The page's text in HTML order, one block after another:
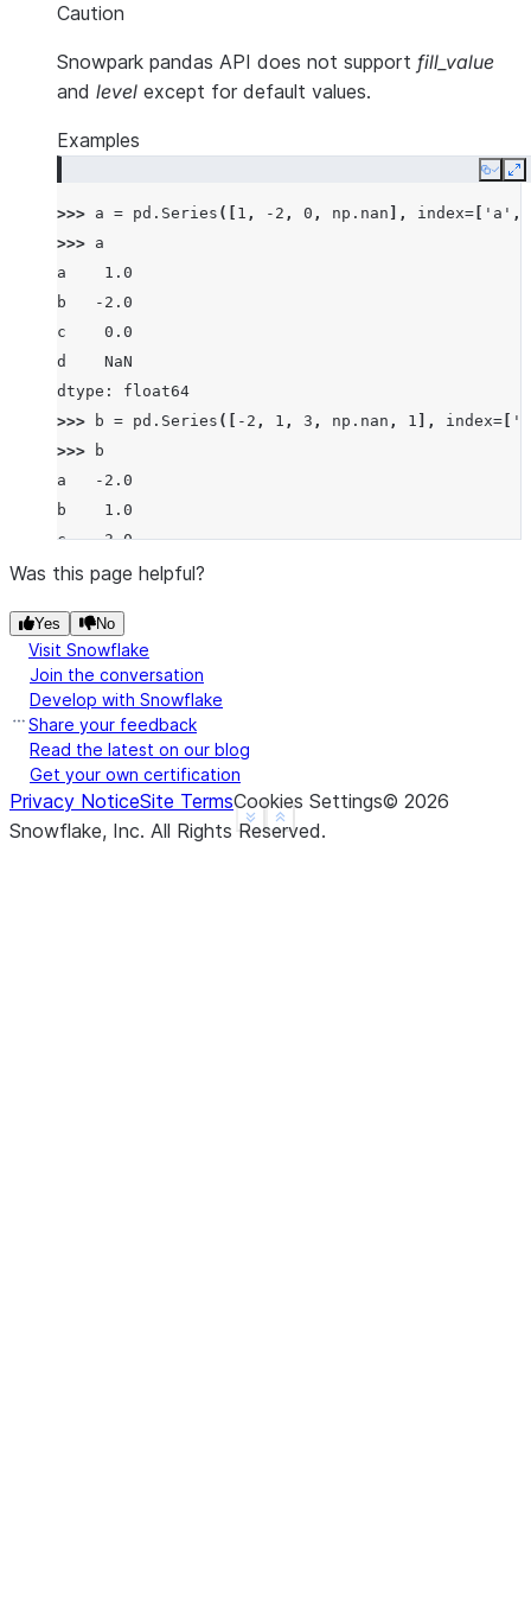
Caution
Snowpark pandas API does not support fill_value
and level except for default values.
Examples
Copy
>>> a = pd . Series ([ 1 , - 2 , 0 , np . nan ], index= 'a' ,
>>> a
a    1.0
b   -2.0
c    0.0
d    NaN
dtype: float64
>>>
b = pd . Series ([ - 2 , 1 , 3 , np . nan , 1 ], index=
>>>
b
a   -2.0
b    1.0
c    3.0
d    NaN
dtype: float64
>>> a.lt(b
a    False
b     True
c     True
d     None
f     None
dtype: object
Show less
See more
Was this page helpful?
Yes No
Visit Snowflake
Join the conversation
Develop with Snowflake
Share your feedback
Read the latest on our blog
Get your own certification
Privacy NoticeSite TermsCookies Settings© 2026
Snowflake, Inc. All Rights Reserved.